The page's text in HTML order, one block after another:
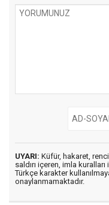
UYARI: Küfür, hakaret,
saldırı içeren, imla kuralları
Türkçe karakter
onaylanmamaktadır.